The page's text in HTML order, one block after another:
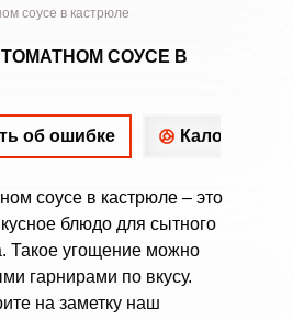
соусе в кастрюле
СОУСЕ В
об ошибке
соусе в кастрюле – это
блюдо для сытного
Такое угощение можно
гарнирами по вкусу.
на заметку наш